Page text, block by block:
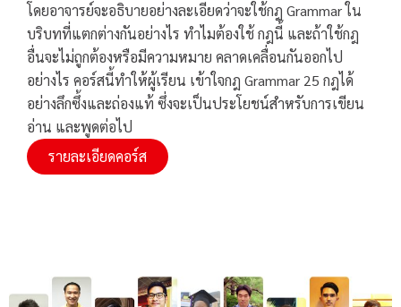
โดยอาจารย์จะอธิบายอย่างละเอียดว่าจะใช้กฎ Grammar ใน
บริบทที่แตกต่างกันอย่างไร ทำไมต้องใช้ กฎนี้ และถ้าใช้กฎ
อื่นจะไม่ถูกต้องหรือมีความหมาย คลาดเคลื่อนกันออกไป
อย่างไร คอร์สนี้ทำให้ผู้เรียน เข้าใจกฎ Grammar 25 กฎได้
อย่างลึกซึ้งและถ่องแท้ ซึ่งจะเป็นประโยชน์สำหรับการเขียน
อ่าน และพูดต่อไป
รายละเอียดคอร์ส